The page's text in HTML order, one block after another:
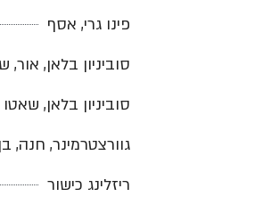
פינו גרי, אסף
סוביניון בלאן, אור,
סוביניון בלאן, שאטו
גוורצטרמינר, חנה,
ריזלינג כישור